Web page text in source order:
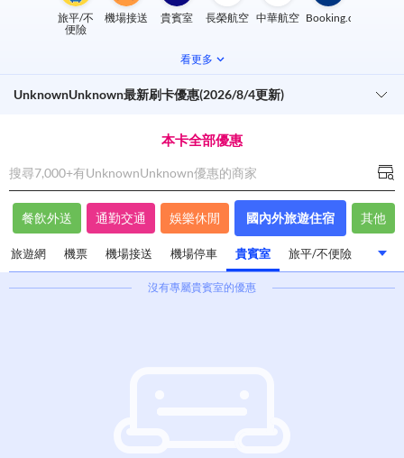
旅平/不
便險
機場接送 貴賓室 長榮航空 中華航空 Booking.com
看更多
UnknownUnknown最新刷卡優惠(2026/8/4更新)
本卡全部優惠
搜尋7,000+有UnknownUnknown優惠的商家
餐飲外送 通勤交通 娛樂休閒 國內外旅遊住宿 其他
國內外旅遊 訂房
旅遊網 機票 機場接送 機場停車 貴賓室 旅平/不便險
沒有專屬貴賓室的優惠